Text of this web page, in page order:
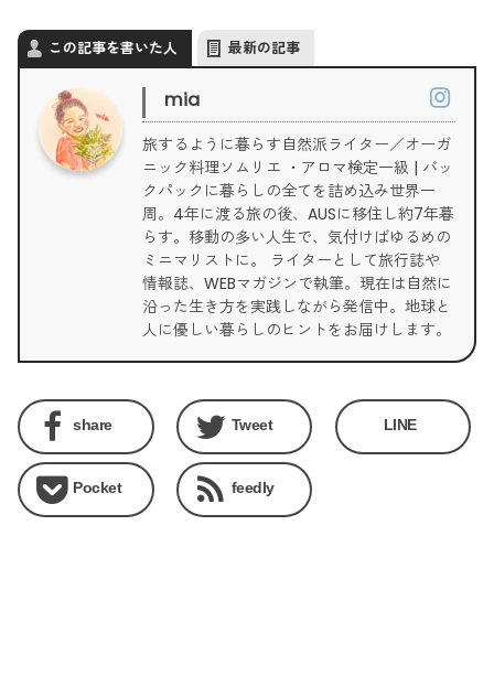
この記事を書いた人 最新の記事
mia
旅するように暮らす自然派ライター／オーガ
ニック料理ソムリエ ・アロマ検定一級 | バッ
クパックに暮らしの全てを詰め込み世界一
周。4年に渡る旅の後、AUSに移住し約7年暮
らす。移動の多い人生で、気付けばゆるめの
ミニマリストに。 ライターとして旅行誌や
情報誌、WEBマガジンで執筆。現在は自然に
沿った生き方を実践しながら発信中。地球と
人に優しい暮らしのヒントをお届けします。
share Tweet LINE
Pocket feedly